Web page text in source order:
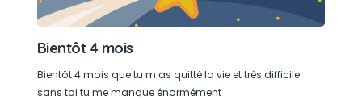
Bientôt 4 mois
Bientôt 4 mois que tu m as quitté la vie et très difficile
sans toi tu me manque énormément